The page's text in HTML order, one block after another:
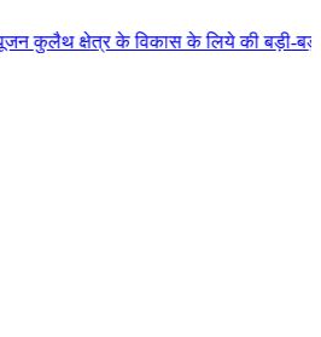
के लिये की बड़ी-बड़ी सौगातों की